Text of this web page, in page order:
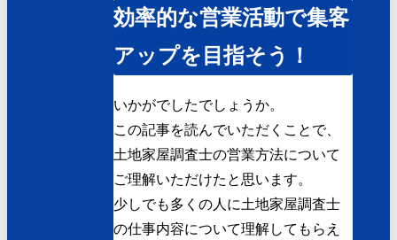
効率的な営業活動で集客
アップを目指そう！
いかがでしたでしょうか。
この記事を読んでいただくことで、
土地家屋調査士の営業方法について
ご理解いただけたと思います。
少しでも多くの人に土地家屋調査士
の仕事内容について理解してもらえ